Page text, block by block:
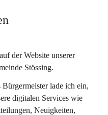
der Website unserer
Stössing.
Bürgermeister lade ich ein,
digitalen Services wie
Neuigkeiten,